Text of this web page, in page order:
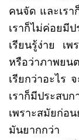
คนจัด และเร
เราก็ไม่ค่อยมี
เรียนรู้ง่าย เพ
หรือว่าภาพยน
เรียกว่าอะไร
เราก็มีประสบ
เพราะสมัยก่อ
มันยากกว่า